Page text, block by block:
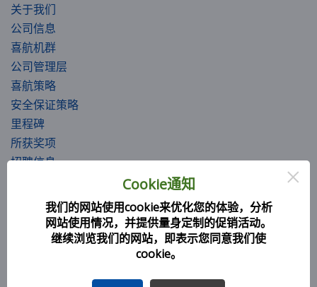
关于我们
公司信息
喜航机群
公司管理层
喜航策略
安全保证策略
里程碑
所获奖项
招聘信息
服务办理
Cookie通知 ×
我们的网站使用cookie来优化您的体验，分析
网站使用情况，并提供量身定制的促销活动。
继续浏览我们的网站，即表示您同意我们使
cookie。